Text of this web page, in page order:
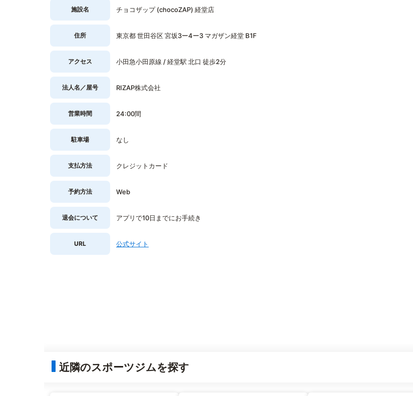
施設名 チョコザップ (chocoZAP) 経堂店
住所 東京都 世田谷区 宮坂3ー4ー3 マガザン経堂 B1F
アクセス 小田急小田原線 / 経堂駅 北口 徒歩2分
法人名／屋号 RIZAP株式会社
営業時間 24:00間
駐車場 なし
支払方法 クレジットカード
予約方法 Web
退会について アプリで10日までにお手続き
URL 公式サイト
近隣のスポーツジムを探す